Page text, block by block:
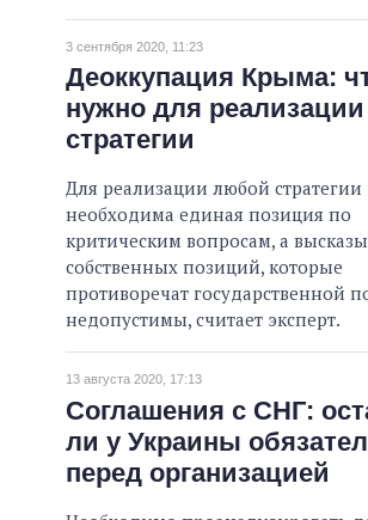
3 сентября 2020, 11:23
Деоккупация Крыма:
нужно для реализации
стратегии
Для реализации любой стратегии
необходима единая позиция по
критическим вопросам, а
собственных позиций, которые
противоречат государственной
недопустимы, считает эксперт.
13 августа 2020, 17:13
Соглашения с СНГ:
ли у Украины
перед организацией